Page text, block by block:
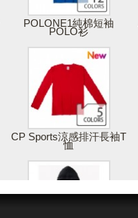
儲存 & 購買
POLONE1純棉短袖
POLO衫
CP Sports涼感排汗長袖T
恤